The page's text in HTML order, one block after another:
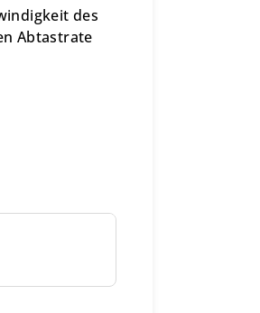
des
Abtastrate